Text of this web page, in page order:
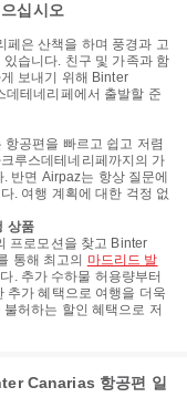
십시오
페은 산책을 하며 풍경과 고
습니다. 친구 및 가족과 함
보내기 위해 Binter
테네리페에서 출발할 준
공편을 빠르고 쉽고 저렴
루스데테네리페까지의 가
반면 Airpaz는 항상 질문에
. 여행 계획에 대한 걱정 없
상품
프로모션을 찾고 Binter
통해 최고의 마드리드 발
. 추가 수하물 허용량부터
추가 혜택으로 여행을 더욱
허하는 할인 혜택으로 저
Canarias 항공편 일